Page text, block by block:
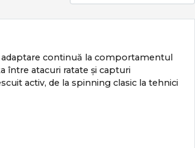
adaptare continuă la comportamentul
între atacuri ratate și capturi
activ, de la spinning clasic la tehnici